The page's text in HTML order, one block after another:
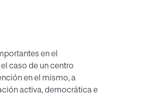
en el
caso de un centro
en el mismo, a
activa, democrática e